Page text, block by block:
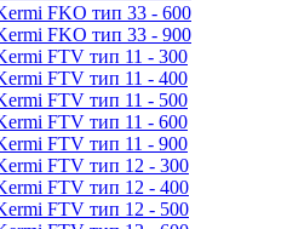
FKO тип 33 - 600
FKO тип 33 - 900
FTV тип 11 - 300
FTV тип 11 - 400
FTV тип 11 - 500
FTV тип 11 - 600
FTV тип 11 - 900
FTV тип 12 - 300
FTV тип 12 - 400
FTV тип 12 - 500